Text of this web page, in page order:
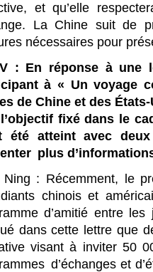
et qu’elle
La Chine suit de
nécessaires pour
: En réponse à une
à « Un voyage
de Chine et des
fixé dans le
été atteint avec
plus
Ning : Récemment, le
chinois et
d’amitié entre
dans cette lettre que
visant à inviter 50
d’échanges et